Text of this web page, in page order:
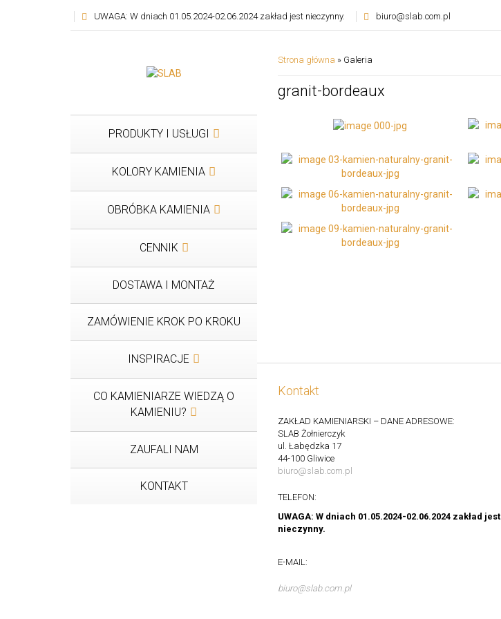
UWAGA: W dniach 01.05.2024-02.06.2024 zakład jest nieczynny. biuro@slab.com.pl
PRODUKTY I USŁUGI
KOLORY KAMIENIA
OBRÓBKA KAMIENIA
CENNIK
DOSTAWA I MONTAŻ
ZAMÓWIENIE KROK PO KROKU
INSPIRACJE
CO KAMIENIARZE WIEDZĄ O
KAMIENIU?
ZAUFALI NAM
KONTAKT
Strona główna » Galeria
granit-bordeaux
Kontakt
ZAKŁAD KAMIENIARSKI – DANE ADRESOWE:
SLAB Żołnierczyk
ul. Łabędzka 17
44-100 Gliwice
biuro@slab.com.pl
TELEFON:
UWAGA: W dniach 01.05.2024-02.06.2024 zakład jest
nieczynny.
E-MAIL:
biuro@slab.com.pl